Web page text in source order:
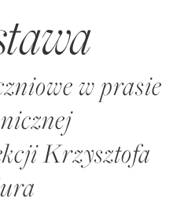
w prasie
Krzysztofa